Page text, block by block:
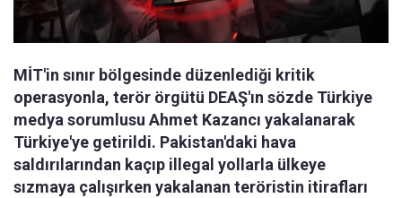
MİT'in sınır bölgesinde düzenlediği kritik
operasyonla, terör örgütü DEAŞ'ın sözde Türkiye
medya sorumlusu Ahmet Kazancı yakalanarak
Türkiye'ye getirildi. Pakistan'daki hava
saldırılarından kaçıp illegal yollarla ülkeye
sızmaya çalışırken yakalanan teröristin itirafları